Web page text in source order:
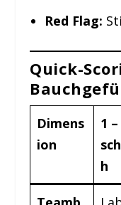
Red Flag:
Quick-
Dimens
ion
1 –
h